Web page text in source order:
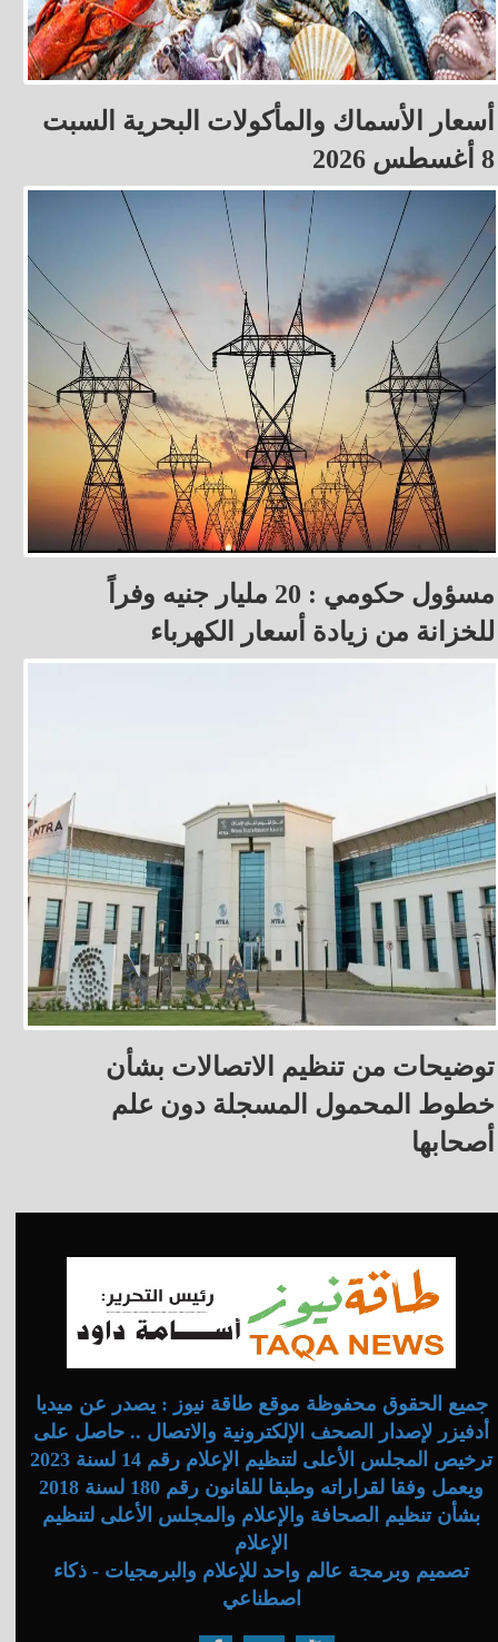
أسعار الأسماك والمأكولات البحرية السبت
8 أغسطس 2026
مسؤول حكومي : 20 مليار جنيه وفراً
للخزانة من زيادة أسعار الكهرباء
توضيحات من تنظيم الاتصالات بشأن
خطوط المحمول المسجلة دون علم
أصحابها
جميع الحقوق محفوظة موقع طاقة نيوز : يصدر عن ميديا
أدفيزر لإصدار الصحف الإلكترونية والاتصال .. حاصل على
ترخيص المجلس الأعلى لتنظيم الإعلام رقم 14 لسنة 2023
ويعمل وفقا لقراراته وطبقا للقانون رقم 180 لسنة 2018
بشأن تنظيم الصحافة والإعلام والمجلس الأعلى لتنظيم
الإعلام
تصميم وبرمجة عالم واحد للإعلام والبرمجيات - ذكاء
اصطناعي